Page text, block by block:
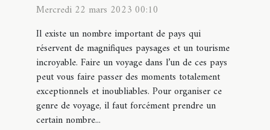
Mercredi 22 mars 2023 00:10
Il existe un nombre important de pays qui
réservent de magnifiques paysages et un tourisme
incroyable. Faire un voyage dans l’un de ces pays
peut vous faire passer des moments totalement
exceptionnels et inoubliables. Pour organiser ce
genre de voyage, il faut forcément prendre un
certain nombre...